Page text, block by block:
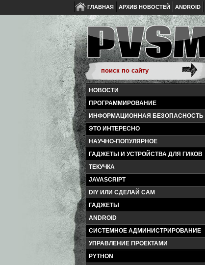
ГЛАВНАЯ АРХИВ НОВОСТЕЙ ANDROID
НОВОСТИ
ПРОГРАММИРОВАНИЕ
ИНФОРМАЦИОННАЯ БЕЗОПАСНОСТЬ
ЭТО ИНТЕРЕСНО
НАУЧНО-ПОПУЛЯРНОЕ
ГАДЖЕТЫ И УСТРОЙСТВА ДЛЯ ГИКОВ
ТЕКУЧКА
JAVASCRIPT
DIY ИЛИ СДЕЛАЙ САМ
ГАДЖЕТЫ
ANDROID
СИСТЕМНОЕ АДМИНИСТРИРОВАНИЕ
УПРАВЛЕНИЕ ПРОЕКТАМИ
PYTHON